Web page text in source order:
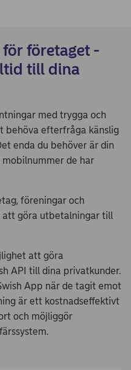
företaget -
till dina
med trygga och
behöva efterfråga känslig
enda du behöver är din
mobilnummer de har
föreningar och
att göra utbetalningar till
att göra
API till dina privatkunder.
App när de tagit emot
är ett kostnadseffektivt
och möjliggör